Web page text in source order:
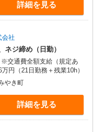
詳細を見る
会社
ネジ締め（日勤）
交通費全額支給（規定あ
円（21日勤務＋残業10h）
やき町
詳細を見る